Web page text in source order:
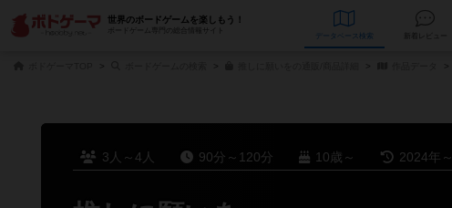
世界のボードゲームを楽しもう！
ボードゲーム専門の総合情報サイト
データベース
3人～4人 90分～120分 10歳～ 2024年～